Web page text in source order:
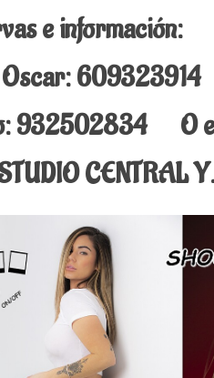
e información:
Oscar:
932502834 O
CENTRAL